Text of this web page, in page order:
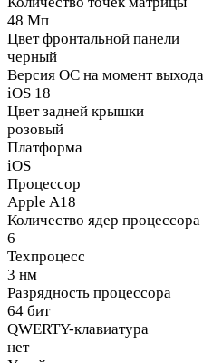
48 Мп
Цвет фронтальной панели
черный
Версия ОС на момент выхода
iOS 18
Цвет задней крышки
розовый
Платформа
iOS
Процессор
Apple A18
Количество ядер процессора
6
Техпроцесс
3 нм
Разрядность процессора
64 бит
QWERTY-клавиатура
нет